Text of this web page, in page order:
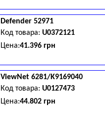
Defender 52971
Код товара: U0372121
Цена:41.396 грн
ViewNet 6281/K9169040
Код товара: U0127473
Цена:44.802 грн